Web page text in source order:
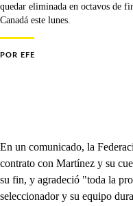
quedar eliminada en octavos de
Canadá este lunes.
POR EFE
En un comunicado, la
contrato con Martínez y su
su fin, y agradeció "toda la
seleccionador y su equipo